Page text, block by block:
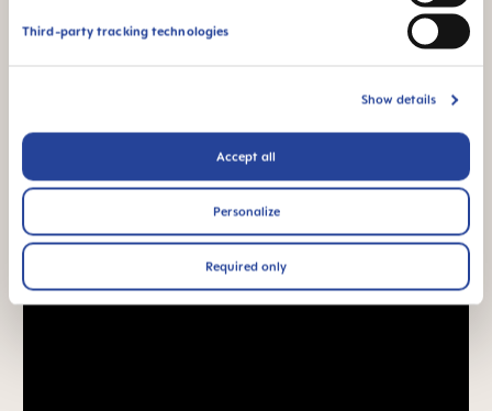
Third-party tracking technologies
Show details
Accept all
Personalize
Required only
familière